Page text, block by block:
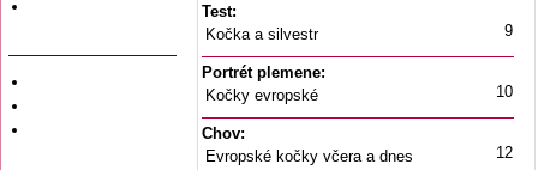
Test:
Kočka a silvestr
9
Portrét plemene:
Kočky evropské
10
Chov:
Evropské kočky včera a dnes
12